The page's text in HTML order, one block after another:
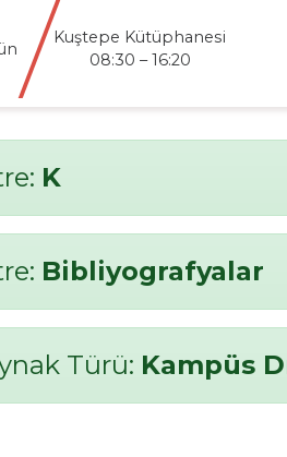
Kuştepe Kütüphanesi
08:30 – 16:20
K
Bibliyografyalar
Türü: Kampüs